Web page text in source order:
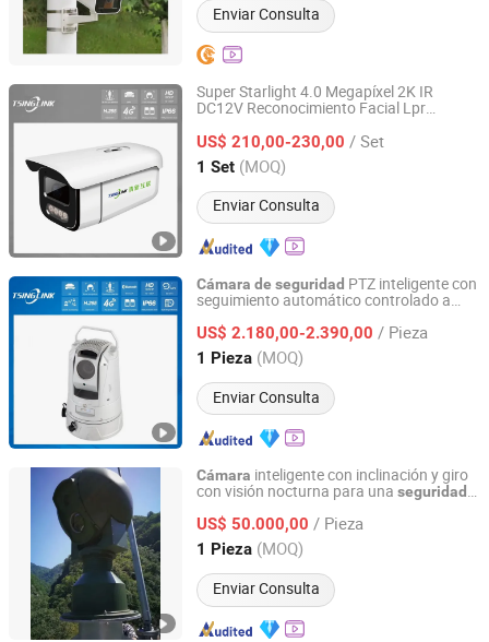
Enviar Consulta
Super Starlight 4.0 Megapíxel 2K IR
DC12V Reconocimiento Facial Lpr
Bullet CCTV Red IP
US$ 210,00-230,00 / Set
1 Set (MOQ)
Enviar Consulta
Anhui Tsinglink Information Technology Co., Ltd.
Anhui, China Desde 2018
Cámara de seguridad PTZ inteligente con
seguimiento automático controlado a
US$ 2.180,00-2.390,00 / Pieza
1 Pieza (MOQ)
Enviar Consulta
Anhui Tsinglink Information Technology Co., Ltd.
Anhui, China Desde 2018
Cámara inteligente con inclinación y giro
con visión nocturna para una seguridad
US$ 50.000,00 / Pieza
1 Pieza (MOQ)
Enviar Consulta
Shandong Sheenrun Optics & Electronics Co., Ltd.
Shandong, China Desde 2010